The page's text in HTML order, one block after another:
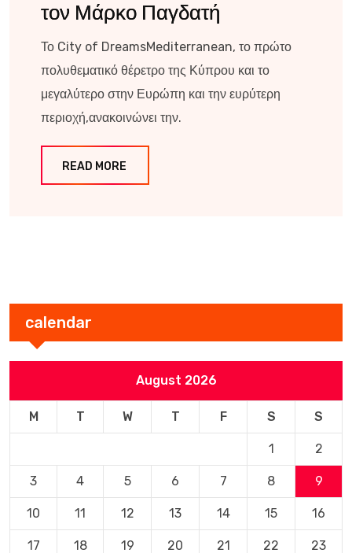
τον Μάρκο Παγδατή
Το City of DreamsMediterranean, το πρώτο
πολυθεματικό θέρετρο της Κύπρου και το
μεγαλύτερο στην Ευρώπη και την ευρύτερη
περιοχή,ανακοινώνει την.
READ MORE
calendar
August 2026
M T W T F S S
1 2
3 4 5 6 7 8 9
10 11 12 13 14 15 16
17 18 19 20 21 22 23